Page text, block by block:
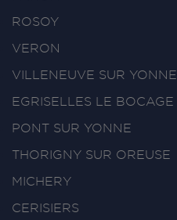
ROSOY
VERON
VILLENEUVE SUR YONNE
EGRISELLES LE BOCAGE
PONT SUR YONNE
THORIGNY SUR OREUSE
MICHERY
CERISIERS